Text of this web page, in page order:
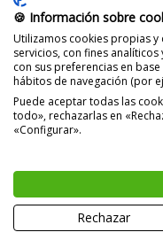
© 2014 -
🍪 Información sobre
Utilizamos cookies propias
servicios, con fines
con sus preferencias en
hábitos de navegación (por
Puede aceptar todas las
todo», rechazarlas en
«Configurar».
Rechazar